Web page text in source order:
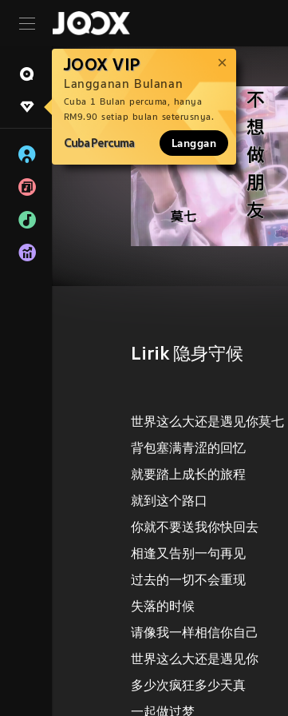
JOOX VIP
Langganan Bulanan
Cuba 1 Bulan percuma, hanya
RM9.90 setiap bulan seterusnya.
Cuba Percuma Langgan
Lirik 隐身守候
世界这么大还是遇见你莫七
背包塞满青涩的回忆
就要踏上成长的旅程
就到这个路口
你就不要送我你快回去
相逢又告别一句再见
过去的一切不会重现
失落的时候
请像我一样相信你自己
世界这么大还是遇见你
多少次疯狂多少天真
一起做过梦